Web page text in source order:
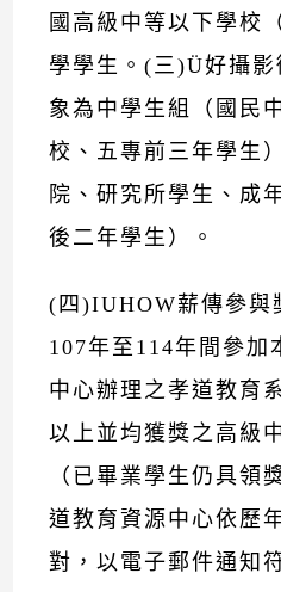
國高級中等以下學校
學學生。(三)Ü好攝
象為中學生組（國民
校、五專前三年學生
院、研究所學生、成
後二年學生）。
(四)IUHOW薪傳參與
107年至114年間參加
中心辦理之孝道教育
以上並均獲獎之高級
（已畢業學生仍具領
道教育資源中心依歷
對，以電子郵件通知